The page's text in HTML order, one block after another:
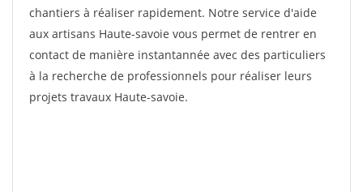
chantiers à réaliser rapidement. Notre service d'aide
aux artisans Haute-savoie vous permet de rentrer en
contact de manière instantannée avec des particuliers
à la recherche de professionnels pour réaliser leurs
projets travaux Haute-savoie.